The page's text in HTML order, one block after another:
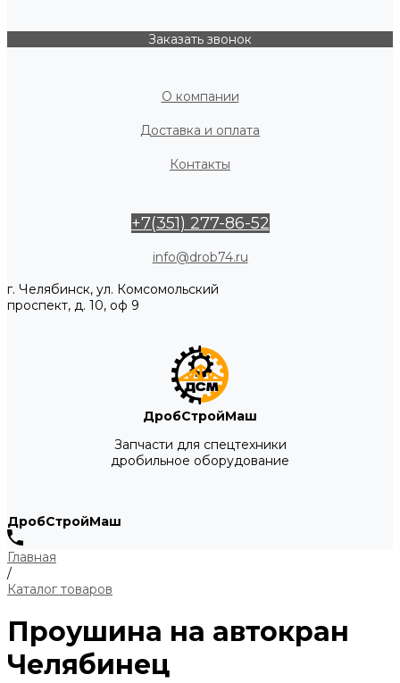
Заказать звонок
О компании
Доставка и оплата
Контакты
+7(351) 277-86-52
info@drob74.ru
г. Челябинск, ул. Комсомольский
проспект, д. 10, оф 9
ДробСтройМаш
Запчасти для спецтехники
дробильное оборудование
ДробСтройМаш
Главная
/
Каталог товаров
Проушина на автокран
Челябинец